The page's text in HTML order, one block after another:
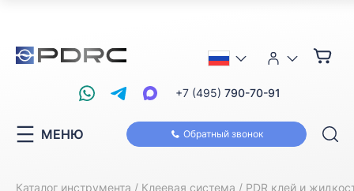
Обратный звонок
+7 (495) 790-70-91
МЕНЮ
Каталог инструмента Клеевая система PDR клей и